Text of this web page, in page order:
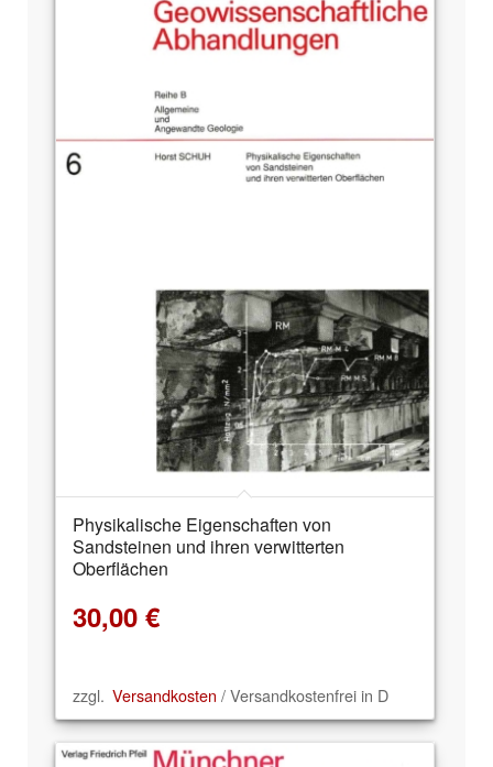
Physikalische Eigenschaften von
Sandsteinen und ihren verwitterten
Oberflächen
30,00 €
zzgl. Versandkosten / Versandkostenfrei in D